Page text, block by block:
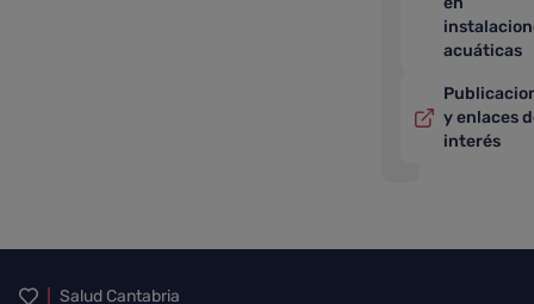
acuáticas
y enlaces
interés
Salud Cantabria